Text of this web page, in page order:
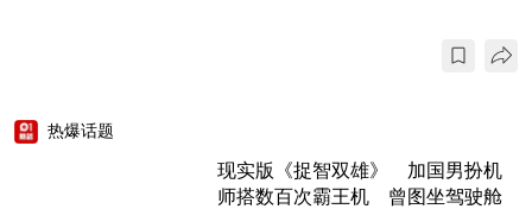
热爆话题
现实版《捉智双雄》 加国男扮机
师搭数百次霸王机 曾图坐驾驶舱